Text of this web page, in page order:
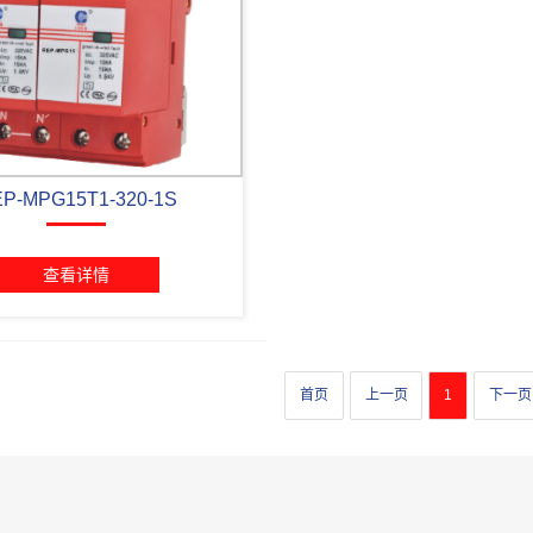
MPG15T1-320-1S
查看详情
首页 上一页 1 下一页